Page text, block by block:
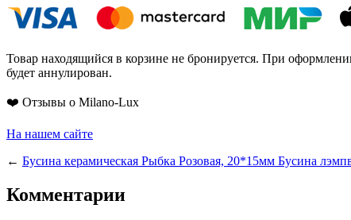
Товар находящийся в корзине не бронируется. При
будет аннулирован.
❤️ Отзывы о Milano-Lux
На нашем сайте
← Бусина керамическая Рыбка Розовая, 20*15мм Бусина
Комментарии